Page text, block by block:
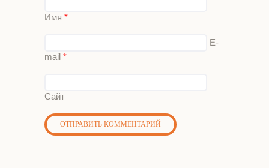
Имя *
E-
mail *
Сайт